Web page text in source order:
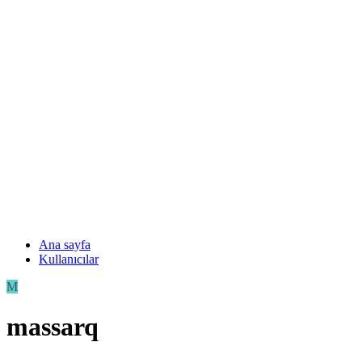
Ana sayfa
Kullanıcılar
M
massarq